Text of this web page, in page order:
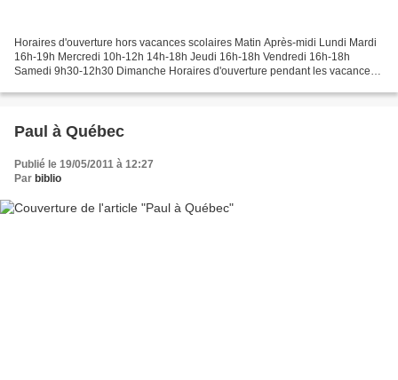
Horaires d'ouverture hors vacances scolaires Matin Après-midi Lundi Mardi
16h-19h Mercredi 10h-12h 14h-18h Jeudi 16h-18h Vendredi 16h-18h
Samedi 9h30-12h30 Dimanche Horaires d'ouverture pendant les vacances
Paul à Québec
Publié le 19/05/2011 à 12:27
Par biblio